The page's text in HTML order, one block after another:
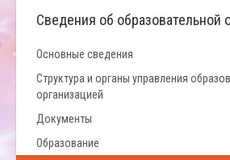
Сведения об образовательной
Основные сведения
Структура и органы управления
организацией
Документы
Образование